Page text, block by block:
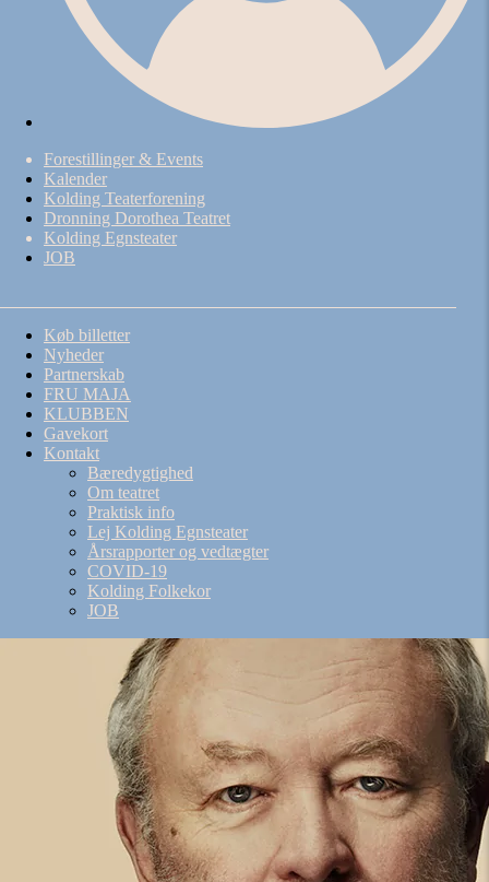
Forestillinger & Events
Kalender
Kolding Teaterforening
Dronning Dorothea Teatret
Kolding Egnsteater
JOB
Køb billetter
Nyheder
Partnerskab
FRU MAJA
KLUBBEN
Gavekort
Kontakt
Bæredygtighed
Om teatret
Praktisk info
Lej Kolding Egnsteater
Årsrapporter og vedtægter
COVID-19
Kolding Folkekor
JOB